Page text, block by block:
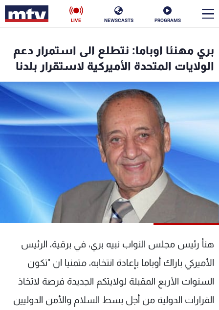
PROGRAMS
NEWSCASTS
LIVE
بري مهنئا اوباما: نتطلع الى استمرار دعم
الولايات المتحدة الأميركية لاستقرار بلدنا
هنأ رئيس مجلس النواب نبيه بري، في برقية، الرئيس
الأميركي باراك أوباما بإعادة انتخابه، متمنيا ان "تكون
السنوات الأربع المقبلة لولايتكم الجديدة فرصة لاتخاذ
القرارات الدولية من أجل بسط السلام والأمن الدوليين
الأخبار
ناس
إقتصاد فن
منوعات رياضة
كأس العالم
البرامج
الترددات
الإنـتـاج
لاعلاناتكم
تواصل معنا
شروط الإسـتخدام
سياسة الخصوصية